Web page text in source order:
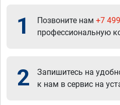
1 Позвоните нам +7
профессиональную
2
Запишитесь на
к нам в сервис на